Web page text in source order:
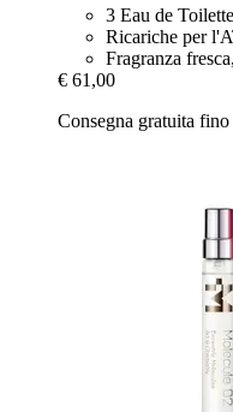
3 Eau de
Ricariche per
Fragranza
€ 61,00
Consegna gratuita